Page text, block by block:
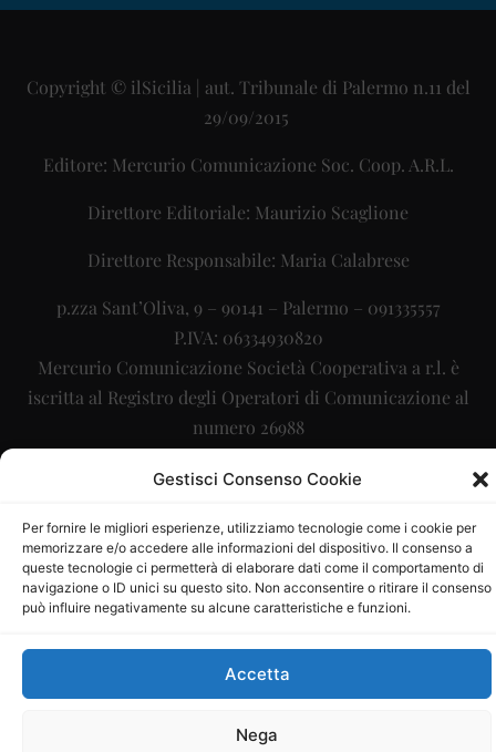
Gestisci Consenso Cookie
Per fornire le migliori esperienze, utilizziamo tecnologie come i cookie per
memorizzare e/o accedere alle informazioni del dispositivo. Il consenso a
queste tecnologie ci permetterà di elaborare dati come il comportamento di
navigazione o ID unici su questo sito. Non acconsentire o ritirare il consenso
può influire negativamente su alcune caratteristiche e funzioni.
Accetta
Nega
Copyright © ilSicilia | aut. Tribunale di Palermo n.11 del
29/09/2015
Editore: Mercurio Comunicazione Soc. Coop. A.R.L.
Direttore Editoriale: Maurizio Scaglione
Direttore Responsabile: Maria Calabrese
p.zza Sant’Oliva, 9 – 90141 – Palermo – 091335557
P.IVA: 06334930820
Mercurio Comunicazione Società Cooperativa a r.l. è
iscritta al Registro degli Operatori di Comunicazione al
numero 26988
Sito gestito daLa Digitale srl–info@ladigitale.it